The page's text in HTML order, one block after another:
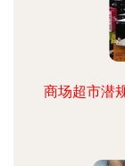
商场超市潜